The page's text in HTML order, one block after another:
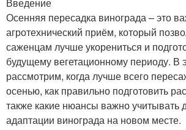
Осенняя пересадка винограда – это
агротехнический приём, который
саженцам лучше укорениться и
будущему вегетационному периоду. В
рассмотрим, когда лучше всего
осенью, как правильно подготовить
также какие нюансы важно учитывать
адаптации винограда на новом месте.